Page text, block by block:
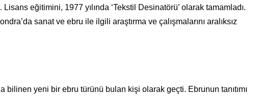
eğitimini, 1977 yılında ‘Tekstil Desinatörü’ olarak tamamladı.
sanat ve ebru ile ilgili araştırma ve çalışmalarını aralıksız
bilinen yeni bir ebru türünü bulan kişi olarak geçti. Ebrunun tanıtımı